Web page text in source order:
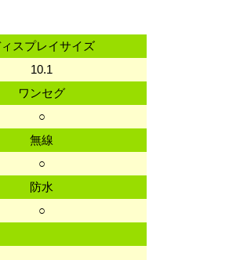
スプレイサイズ
10.1
ワンセグ
○
無線
○
防水
○